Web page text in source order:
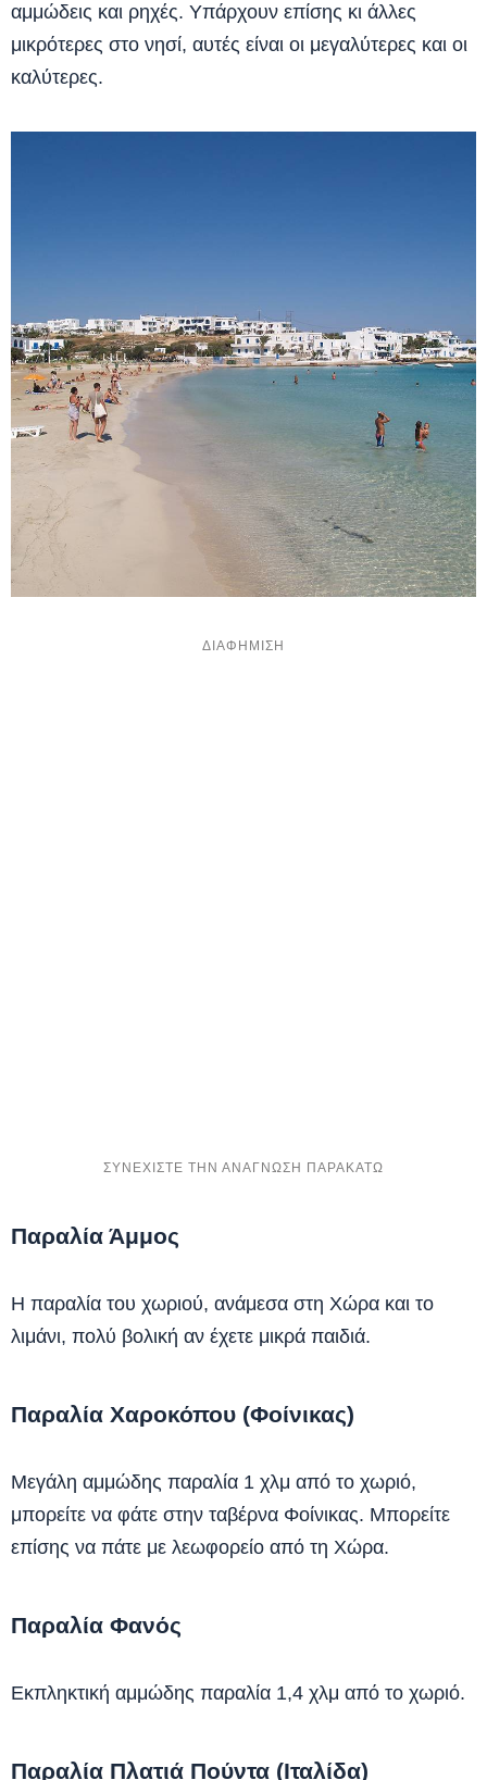
αμμώδεις και ρηχές. Υπάρχουν επίσης κι άλλες
μικρότερες στο νησί, αυτές είναι οι μεγαλύτερες και οι
καλύτερες.
Παραλία Άμμος
Η παραλία του χωριού, ανάμεσα στη Χώρα και το
λιμάνι, πολύ βολική αν έχετε μικρά παιδιά.
Παραλία Χαροκόπου (Φοίνικας)
Μεγάλη αμμώδης παραλία 1 χλμ από το χωριό,
μπορείτε να φάτε στην ταβέρνα Φοίνικας. Μπορείτε
επίσης να πάτε με λεωφορείο από τη Χώρα.
Παραλία Φανός
Εκπληκτική αμμώδης παραλία 1,4 χλμ από το χωριό.
Παραλία Πλατιά Πούντα (Ιταλίδα)